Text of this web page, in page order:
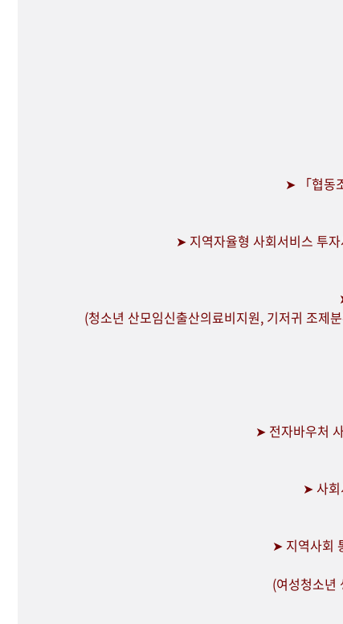
➤ 「협동
➤ 지역자율형 사회서비스 투
(청소년 산모임신출산의료비지원, 기저귀 조제
➤ 전자바우처
➤ 사회
➤ 지역사회
(여성청소년